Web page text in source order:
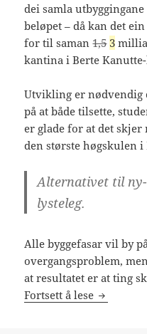
dei samla
beløpet – då kan det
for til saman1,5 3
kantina i Berte
Utvikling er nødvendig
på at både tilsette,
er glade for at det
den største høgskulen i
Alternativet til
lysteleg.
Alle byggefasar vil by
overgangsproblem,
at resultatet er at ting
Fortsett å lese